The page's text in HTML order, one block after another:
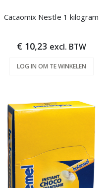
Cacaomix Nestle 1 kilogram
€ 10,23 excl. BTW
LOG IN OM TE WINKELEN